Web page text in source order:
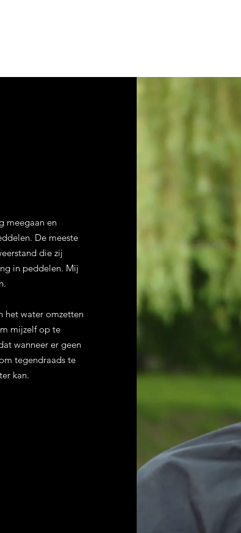
meegaan en
De meeste
die zij
in peddelen. Mij
het water omzetten
mijzelf op te
wanneer er geen
tegendraads te
kan.